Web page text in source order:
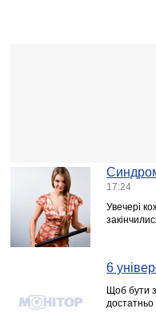
17:24
Увечері
6
Щоб бути
достатньо